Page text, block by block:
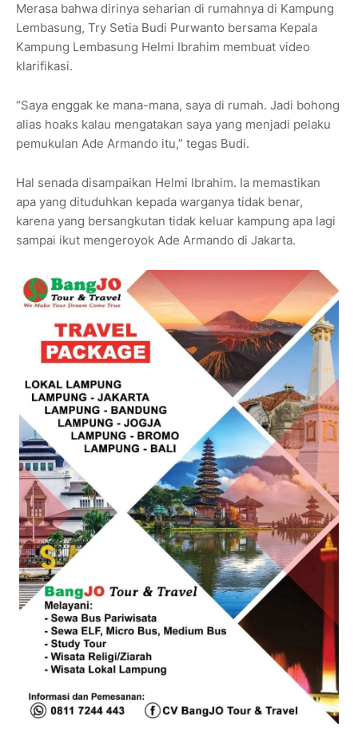
Merasa bahwa dirinya seharian di rumahnya di Kampung
Lembasung, Try Setia Budi Purwanto bersama Kepala
Kampung Lembasung Helmi Ibrahim membuat video
klarifikasi.
“Saya enggak ke mana-mana, saya di rumah. Jadi bohong
alias hoaks kalau mengatakan saya yang menjadi pelaku
pemukulan Ade Armando itu,” tegas Budi.
Hal senada disampaikan Helmi Ibrahim. Ia memastikan
apa yang dituduhkan kepada warganya tidak benar,
karena yang bersangkutan tidak keluar kampung apa lagi
sampai ikut mengeroyok Ade Armando di Jakarta.